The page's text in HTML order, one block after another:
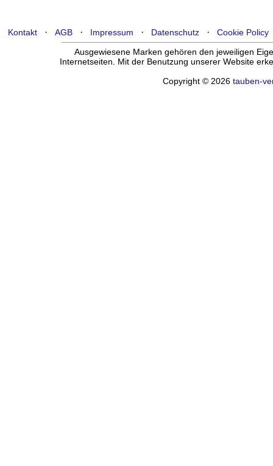
Kontakt· AGB· Impressum · Datenschutz· Cookie Policy
Ausgewiesene Marken gehören den jeweiligen
Internetseiten. Mit der Benutzung unserer Website
Copyright © 2026 tauben-